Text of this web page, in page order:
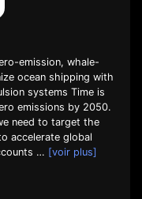
emission, whale-
ocean shipping with
systems Time is
emissions by 2050.
need to target the
accelerate global
… [voir plus]